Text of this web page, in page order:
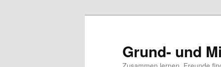
Grund- und